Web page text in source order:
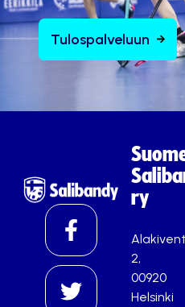
Tulospalveluun
ry
2,
00920
Helsinki